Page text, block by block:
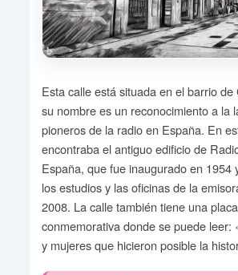
Esta calle está situada en el barrio de
su nombre es un reconocimiento a la
pioneros de la radio en España. En
encontraba el antiguo edificio de
España, que fue inaugurado en 1954
los estudios y las oficinas de la
2008. La calle también tiene una placa
conmemorativa donde se puede leer:
y mujeres que hicieron posible la